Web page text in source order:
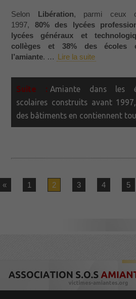
Selon Libération, parmi ceux
1997, 80% des lycées
lycées généraux et
collèges et 38% des écoles
l’amiante. … Lire la suite
Amiante dans les
scolaires construits avant
des bâtiments en contiennent
« 1 2 3 4 5